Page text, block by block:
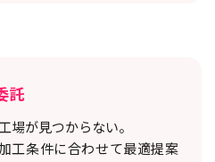
託
場が見つからない。
工条件に合わせて最適提案